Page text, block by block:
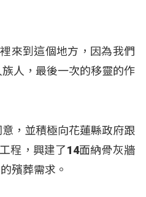
來到這個地方，因為我們
人，最後一次的移靈的作
，並積極向花蓮縣政府跟
程，興建了14面納骨灰牆
殯葬需求。